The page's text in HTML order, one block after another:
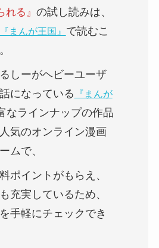
れる 』 の試し読みは、
まんが王国』 で読むこ
しーがヘビーユーザ
になっている 『まんが
なラインナップの作品
気のオンライン漫画
ムで、
ポイントがもらえ、
充実しているため、
手軽にチェックでき